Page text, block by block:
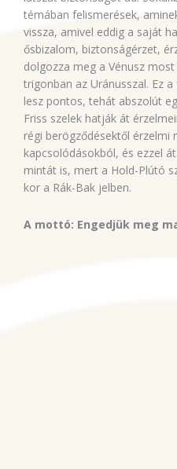
témában felismerések,
vissza, amivel eddig a saját
ősbizalom, biztonságérzet,
dolgozza meg a Vénusz
trigonban az Uránusszal. Ez
lesz pontos, tehát abszolút
Friss szelek hatják át
régi berögződésektől érzelmi
kapcsolódásokból, és ezzel
mintát is, mert a Hold-Plútó
kor a Rák-Bak jelben.
A mottó: Engedjük meg